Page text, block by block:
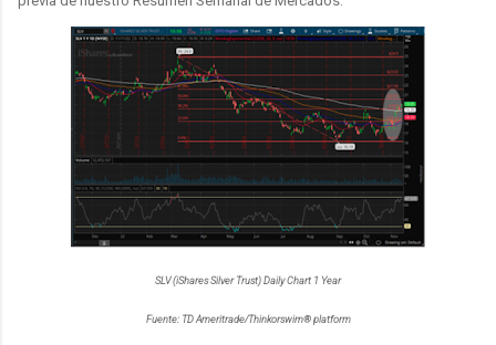
SLV (iShares Silver Trust) Daily Chart 1 Year
Fuente: TD Ameritrade/Thinkorswim® platform